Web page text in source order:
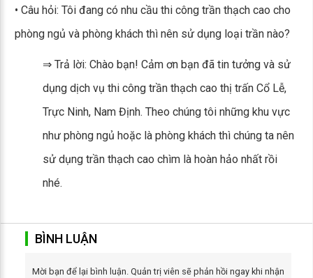
• Câu hỏi: Tôi đang có nhu cầu thi công trần thạch cao cho
phòng ngủ và phòng khách thì nên sử dụng loại trần nào?
⇒ Trả lời: Chào bạn! Cảm ơn bạn đã tin tưởng và sử
dụng dịch vụ thi công trần thạch cao thị trấn Cổ Lễ,
Trực Ninh, Nam Định. Theo chúng tôi những khu vực
như phòng ngủ hoặc là phòng khách thì chúng ta nên
sử dụng trần thạch cao chìm là hoàn hảo nhất rồi
nhé.
BÌNH LUẬN
Mời bạn để lại bình luận. Quản trị viên sẽ phản hồi ngay khi nhận